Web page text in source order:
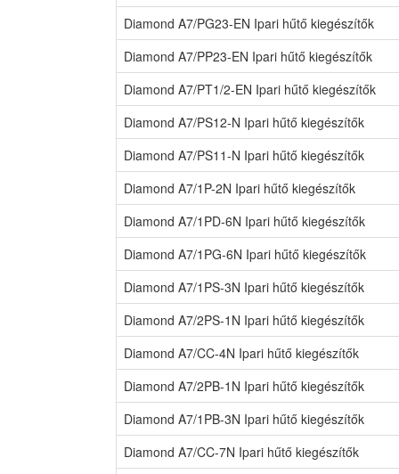
Diamond A7/PG23-EN Ipari hűtő kiegészítők
Diamond A7/PP23-EN Ipari hűtő kiegészítők
Diamond A7/PT1/2-EN Ipari hűtő kiegészítők
Diamond A7/PS12-N Ipari hűtő kiegészítők
Diamond A7/PS11-N Ipari hűtő kiegészítők
Diamond A7/1P-2N Ipari hűtő kiegészítők
Diamond A7/1PD-6N Ipari hűtő kiegészítők
Diamond A7/1PG-6N Ipari hűtő kiegészítők
Diamond A7/1PS-3N Ipari hűtő kiegészítők
Diamond A7/2PS-1N Ipari hűtő kiegészítők
Diamond A7/CC-4N Ipari hűtő kiegészítők
Diamond A7/2PB-1N Ipari hűtő kiegészítők
Diamond A7/1PB-3N Ipari hűtő kiegészítők
Diamond A7/CC-7N Ipari hűtő kiegészítők